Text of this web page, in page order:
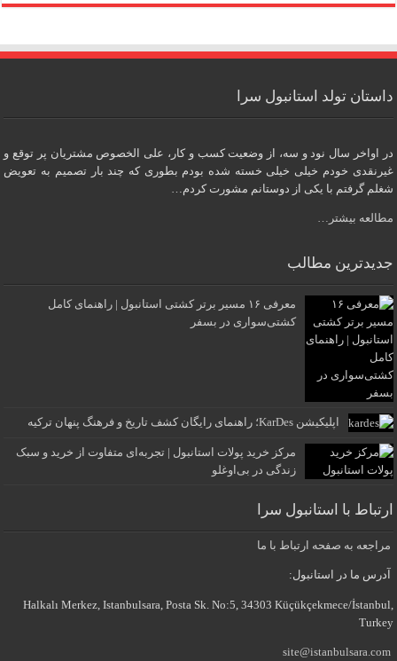
داستان تولد استانبول سرا
در اواخر سال نود و سه، از وضعیت کسب و کار، علی الخصوص مشتریان پر توقع و
غیرنقدی خودم خیلی خیلی خسته شده بودم بطوری که چند بار تصمیم به تعویض
شغلم گرفتم با یکی از دوستانم مشورت کردم…
مطالعه بیشتر…
جدیدترین مطالب
معرفی ۱۶ مسیر برتر کشتی استانبول | راهنمای کامل
کشتی‌سواری در بسفر
اپلیکیشن KarDes؛ راهنمای رایگان کشف تاریخ و فرهنگ پنهان ترکیه
مرکز خرید پولات استانبول | تجربه‌ای متفاوت از خرید و سبک
زندگی در بی‌اوغلو
ارتباط با استانبول سرا
مراجعه به صفحه ارتباط با ما
آدرس ما در استانبول:
Halkalı Merkez, Istanbulsara, Posta Sk. No:5, 34303 Küçükçekmece/İstanbul,
Turkey
site@istanbulsara.com